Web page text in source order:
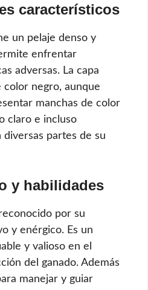
característicos
un pelaje denso y
enfrentar
adversas. La capa
color negro, aunque
manchas de color
claro e incluso
diversas partes de su
y habilidades
por su
y enérgico. Es un
y valioso en el
del ganado. Además
manejar y guiar